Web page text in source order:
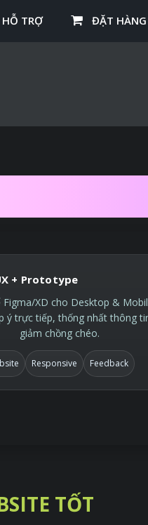
HỖ TRỢ ĐẶT HÀNG
+ Prototype
Figma/XD cho Desktop &
ý trực tiếp, thống nhất thông
giảm chồng chéo.
Responsive Feedback
TỐT